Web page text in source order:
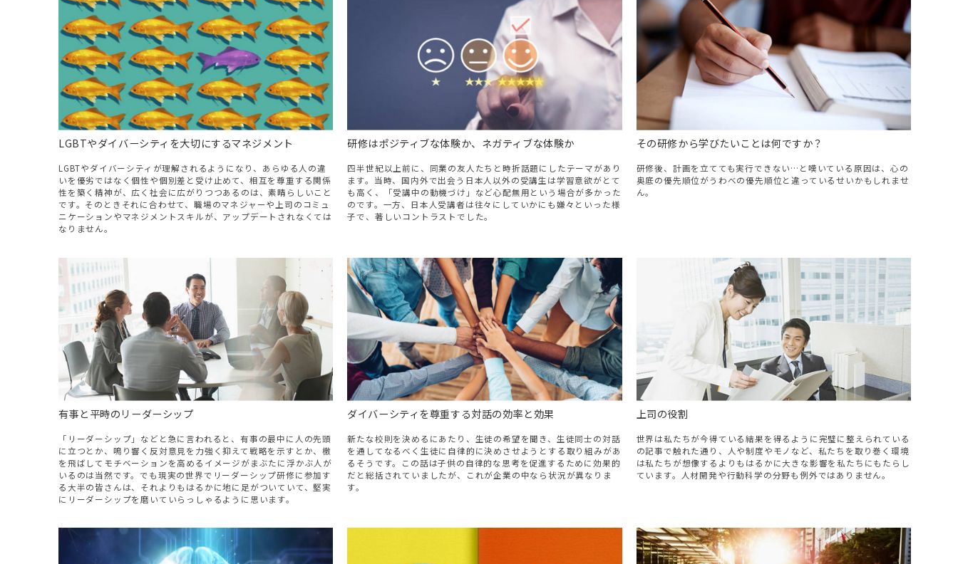
LGBTやダイバーシティを大切にするマネジメント
LGBTやダイバーシティが理解されるようになり、あらゆる人の違
いを優劣ではなく個性や個別差と受け止めて、相互を尊重する関係
性を築く精神が、広く社会に広がりつつあるのは、素晴らしいこと
です。そのときそれに合わせて、職場のマネジャーや上司のコミュ
ニケーションやマネジメントスキルが、アップデートされなくては
なりません。
研修はポジティブな体験か、ネガティブな体験か
四半世紀以上前に、同業の友人たちと時折話題にしたテーマがあり
ます。当時、国内外で出会う日本人以外の受講生は学習意欲がとて
も高く、「受講中の動機づけ」など心配無用という場合が多かった
のです。一方、日本人受講者は往々にしていかにも嫌々といった様
子で、著しいコントラストでした。
その研修から学びたいことは何ですか？
研修後、計画を立てても実行できない…と嘆いている原因は、心の
奥底の優先順位がうわべの優先順位と違っているせいかもしれませ
ん。
有事と平時のリーダーシップ
「リーダーシップ」などと急に言われると、有事の最中に人の先頭
に立つとか、鳴り響く反対意見を力強く抑えて戦略を示すとか、檄
を飛ばしてモチベーションを高めるイメージがまぶたに浮かぶ人が
いるのは当然です。でも現実の世界でリーダーシップ研修に参加す
る大半の皆さんは、それよりもはるかに地に足がついていて、堅実
にリーダーシップを磨いていらっしゃるように思います。
ダイバーシティを尊重する対話の効率と効果
新たな校則を決めるにあたり、生徒の希望を聞き、生徒同士の対話
を通してなるべく生徒に自律的に決めさせようとする取り組みがあ
るそうです。この話は子供の自律的な思考を促進するために効果的
だと総括されていましたが、これが企業の中なら状況が異なりま
す。
上司の役割
世界は私たちが今得ている結果を得るように完璧に整えられている
の記事で触れた通り、人や制度やモノなど、私たちを取り巻く環境
は私たちが想像するよりもはるかに大きな影響を私たちにもたらし
ています。人材開発や行動科学の分野も例外ではありません。